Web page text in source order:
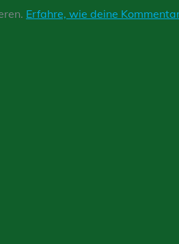
Erfahre, wie deine